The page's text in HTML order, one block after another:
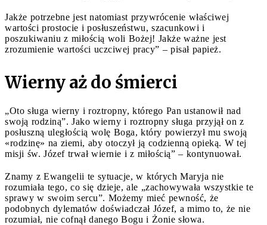
Jakże potrzebne jest natomiast przywrócenie właściwej
wartości prostocie i posłuszeństwu, szacunkowi i
poszukiwaniu z miłością woli Bożej! Jakże ważne jest
zrozumienie wartości uczciwej pracy” – pisał papież.
Wierny aż do śmierci
„Oto sługa wierny i roztropny, którego Pan ustanowił nad
swoją rodziną”. Jako wierny i roztropny sługa przyjął on z
posłuszną uległością wolę Boga, który powierzył mu swoją
«rodzinę» na ziemi, aby otoczył ją codzienną opieką. W tej
misji św. Józef trwał wiernie i z miłością” – kontynuował.
Znamy z Ewangelii te sytuacje, w których Maryja nie
rozumiała tego, co się dzieje, ale „zachowywała wszystkie te
sprawy w swoim sercu”. Możemy mieć pewność, że
podobnych dylematów doświadczał Józef, a mimo to, że nie
rozumiał, nie cofnął danego Bogu i Żonie słowa.